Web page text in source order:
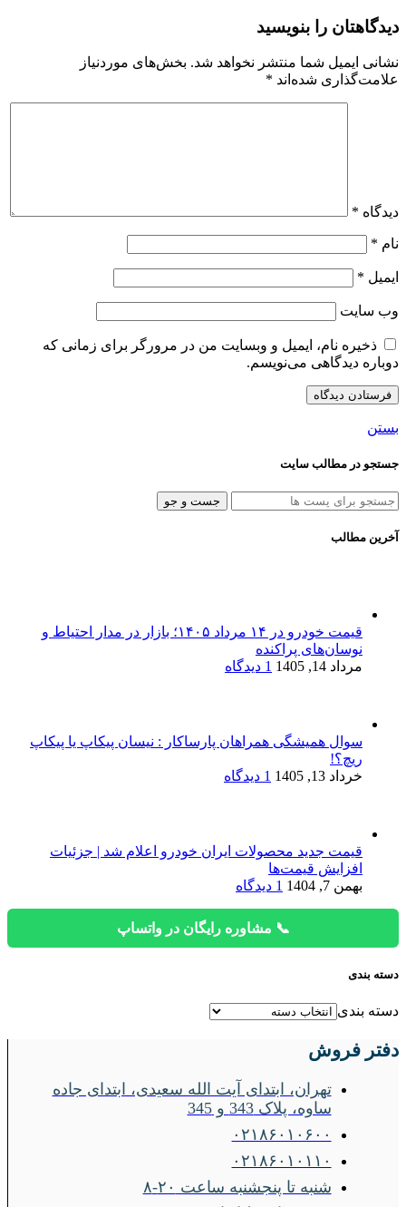
دیدگاهتان را بنویسید
نشانی ایمیل شما منتشر نخواهد شد. بخش‌های موردنیاز
علامت‌گذاری شده‌اند *
دیدگاه *
نام *
ایمیل *
وب‌ سایت
ذخیره نام، ایمیل و وبسایت من در مرورگر برای زمانی که
دوباره دیدگاهی می‌نویسم.
بستن
جستجو در مطالب سایت
جست و جو
آخرین مطالب
قیمت خودرو در ۱۴ مرداد ۱۴۰۵؛ بازار در مدار احتیاط و
نوسان‌های پراکنده
مرداد 14, 1405
1 دیدگاه
سوال همیشگی همراهان پارساکار : نیسان پیکاپ یا پیکاپ
ریچ؟!
خرداد 13, 1405
1 دیدگاه
قیمت جدید محصولات ایران خودرو اعلام شد | جزئیات
افزایش قیمت‌ها
بهمن 7, 1404
1 دیدگاه
📞 مشاوره رایگان در واتساپ
دسته بندی
دسته بندی
دفتر فروش
تهران، ابتدای آیت الله سعیدی، ابتدای جاده
ساوه، پلاک 343 و 345
۰۲۱۸۶۰۱۰۶۰۰
۰۲۱۸۶۰۱۰۱۱۰
شنبه تا پنجشنبه ساعت ۲۰-۸